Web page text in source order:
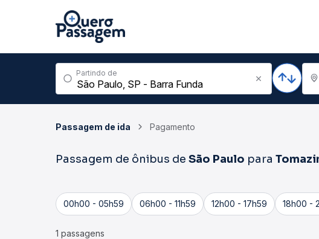
Partindo de
Passagem de ida Pagamento
Passagem de ônibus de São Paulo para
00h00 - 05h59 06h00 - 11h59 12h00 - 17h59 18h00 -
1 passagens